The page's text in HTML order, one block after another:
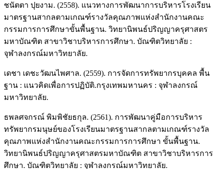
ชนัตตา ปุยงาม. (2558). แนวทางการพัฒนาการบริหารโรงเรียน
มาตรฐานสากลตามเกณฑ์รางวัลคุณภาพแห่งสำนักงานคณะ
กรรมการการศึกษาขั้นพื้นฐาน. วิทยานิพนธ์ปริญญาครุศาสตร
มหาบัณฑิต สาขาวิชาบริหารการศึกษา. บัณฑิตวิทยาลัย :
จุฬาลงกรณ์มหาวิทยาลัย.
เดชา เดชะวัฒนไพศาล. (2559). การจัดการทรัพยากรบุคคล พื้น
ฐาน : แนวคิดเพื่อการปฏิบัติ.กรุงเทพมหานคร : จุฬาลงกรณ์
มหาวิทยาลัย.
ธพลศจกรณ์ พิมพิชัยธกุล. (2561). การพัฒนาคู่มือการบริหาร
ทรัพยากรมนุษย์ของโรงเรียนมาตรฐานสากลตามเกณฑ์รางวัล
คุณภาพแห่งสำนักงานคณะกรรมการการศึกษา ขั้นพื้นฐาน.
วิทยานิพนธ์ปริญญาครุศาสตรมหาบัณฑิต สาขาวิชาบริหารการ
ศึกษา. บัณฑิตวิทยาลัย : จุฬาลงกรณ์มหาวิทยาลัย.